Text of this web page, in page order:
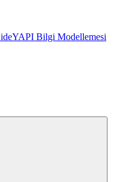
ideYAPI Bilgi Modellemesi